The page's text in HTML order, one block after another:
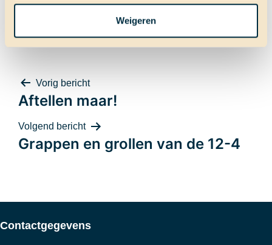
Weigeren
Terug naar Scheepslog
Bericht
navigatie
Vorig bericht
Aftellen maar!
Volgend bericht
Grappen en grollen van de 12-4
Contactgegevens